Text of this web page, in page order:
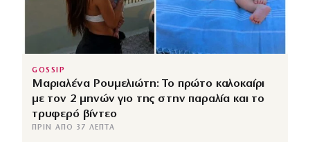
GOSSIP
Μαριαλένα Ρουμελιώτη: Το πρώτο καλοκαίρι
με τον 2 μηνών γιο της στην παραλία και το
τρυφερό βίντεο
ΠΡΙΝ ΑΠΌ 37 ΛΕΠΤΆ